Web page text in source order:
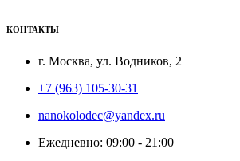
КОНТАКТЫ
г. Москва, ул. Водников, 2
+7 (963) 105-30-31
nanokolodec@yandex.ru
Ежедневно: 09:00 - 21:00